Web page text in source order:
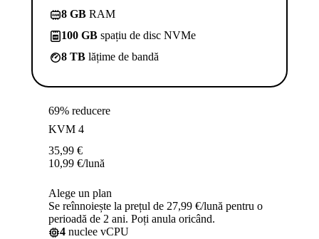
8 GB RAM
100 GB spațiu de disc NVMe
8 TB lățime de bandă
69% reducere
KVM 4
35,99 €
10,99 €/lună
Alege un plan
Se reînnoiește la prețul de 27,99 €/lună pentru o
perioadă de 2 ani. Poți anula oricând.
4 nuclee vCPU